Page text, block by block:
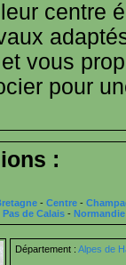
centre
vous
pour
:
- Centre -
de Calais- Normandie
Département : Alpes de